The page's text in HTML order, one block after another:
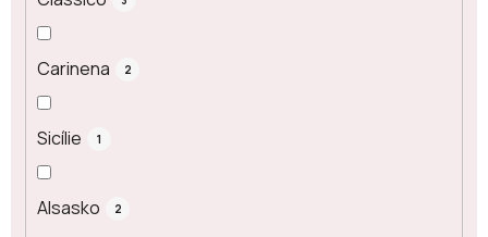
Carinena 2
Sicílie 1
Alsasko 2